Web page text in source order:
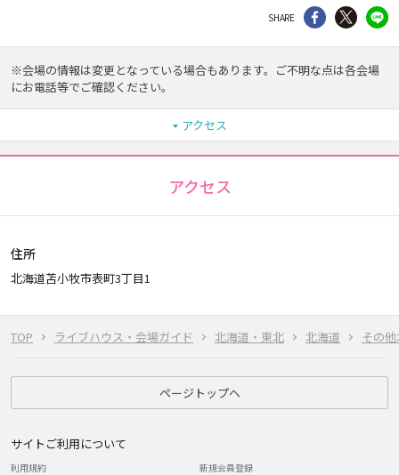
TOP ライブハウス・会場ガイド 北海道・東北 北海道 その
SHARE シェア Twitter
※会場の情報は変更となっている場合もあります。ご不明な点は各会場
にお電話等でご確認ください。
アクセス
アクセス
住所
北海道苫小牧市表町3丁目1
ページトップへ
サイトご利用について
利用規約
新規会員登録